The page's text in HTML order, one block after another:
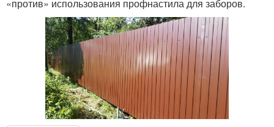
«против» использования профнастила для заборов.